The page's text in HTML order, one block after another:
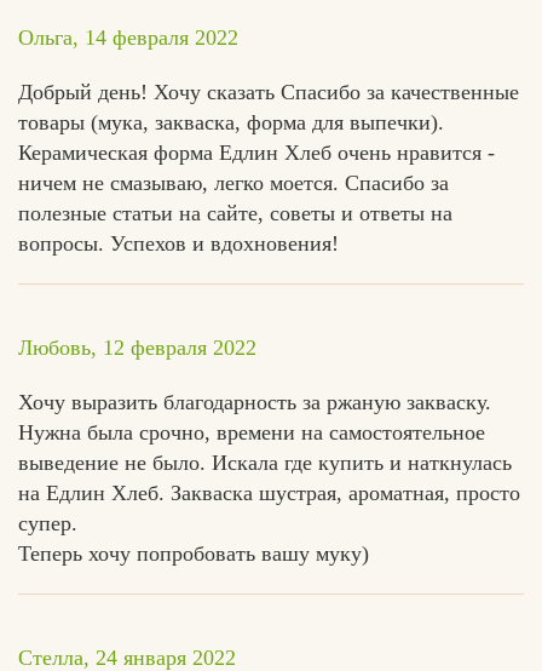
Ольга, 14 февраля 2022
Добрый день! Хочу сказать Спасибо за качественные
товары (мука, закваска, форма для выпечки).
Керамическая форма Едлин Хлеб очень нравится -
ничем не смазываю, легко моется. Спасибо за
полезные статьи на сайте, советы и ответы на
вопросы. Успехов и вдохновения!
Любовь, 12 февраля 2022
Хочу выразить благодарность за ржаную закваску.
Нужна была срочно, времени на самостоятельное
выведение не было. Искала где купить и наткнулась
на Едлин Хлеб. Закваска шустрая, ароматная, просто
супер.
Теперь хочу попробовать вашу муку)
Стелла, 24 января 2022